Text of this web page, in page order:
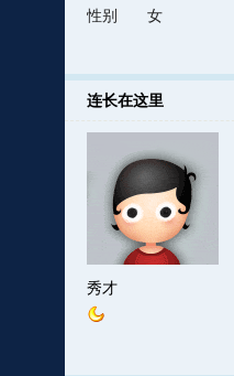
性别 女
连长在这里
秀才